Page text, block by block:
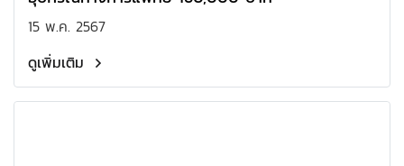
15 พ.ค. 2567
ดูเพิ่มเติม